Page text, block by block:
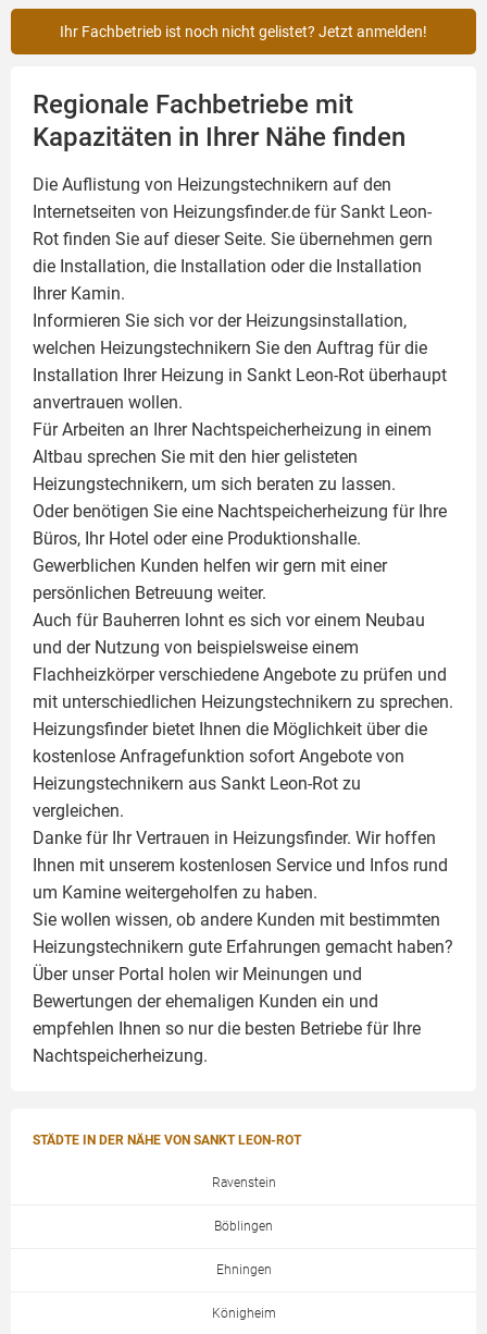
Ihr Fachbetrieb ist noch nicht gelistet? Jetzt anmelden!
Regionale Fachbetriebe mit
Kapazitäten in Ihrer Nähe finden
Die Auflistung von Heizungstechnikern auf den
Internetseiten von Heizungsfinder.de für Sankt Leon-
Rot finden Sie auf dieser Seite. Sie übernehmen gern
die Installation, die Installation oder die Installation
Ihrer Kamin.
Informieren Sie sich vor der Heizungsinstallation,
welchen Heizungstechnikern Sie den Auftrag für die
Installation Ihrer Heizung in Sankt Leon-Rot überhaupt
anvertrauen wollen.
Für Arbeiten an Ihrer Nachtspeicherheizung in einem
Altbau sprechen Sie mit den hier gelisteten
Heizungstechnikern, um sich beraten zu lassen.
Oder benötigen Sie eine Nachtspeicherheizung für Ihre
Büros, Ihr Hotel oder eine Produktionshalle.
Gewerblichen Kunden helfen wir gern mit einer
persönlichen Betreuung weiter.
Auch für Bauherren lohnt es sich vor einem Neubau
und der Nutzung von beispielsweise einem
Flachheizkörperverschiedene Angebote zu prüfen und
mit unterschiedlichen Heizungstechnikern zu sprechen.
Heizungsfinder bietet Ihnen die Möglichkeit über die
kostenlose Anfragefunktion sofort Angebote von
Heizungstechnikern aus Sankt Leon-Rot zu
vergleichen.
Danke für Ihr Vertrauen in Heizungsfinder. Wir hoffen
Ihnen mit unserem kostenlosen Service und Infos rund
um Kamine weitergeholfen zu haben.
Sie wollen wissen, ob andere Kunden mit bestimmten
Heizungstechnikern gute Erfahrungen gemacht haben?
Über unser Portal holen wir Meinungen und
Bewertungen der ehemaligen Kunden ein und
empfehlen Ihnen so nur die besten Betriebe für Ihre
Nachtspeicherheizung.
STÄDTE IN DER NÄHE VON SANKT LEON-ROT
Ravenstein
Böblingen
Ehningen
Königheim